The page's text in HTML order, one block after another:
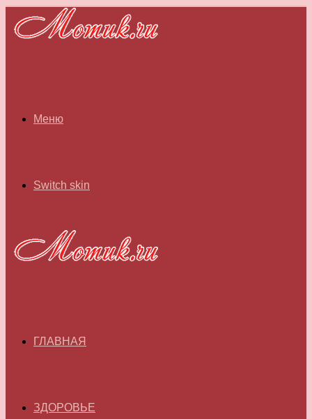
Меню
Switch skin
ГЛАВНАЯ
ЗДОРОВЬЕ